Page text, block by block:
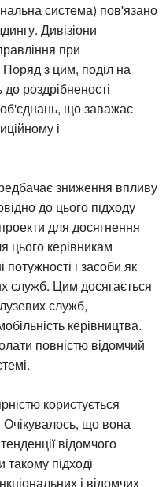
система) пов'язано
Дивізіони
при
Поряд з цим, поділ на
роздрібненості
об'єднань, що заважає
і
зниження впливу
до цього підходу
для досягнення
цього керівникам
потужності і засоби як
служб. Цим досягається
служб,
керівництва.
повністю відомчий
користується
що вона
відомчого
такому підході
і відомчих